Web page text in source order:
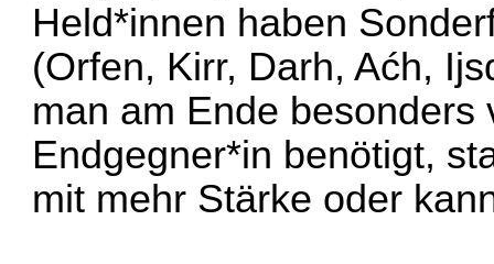
Held*innen haben
(Orfen, Kirr, Darh, Aćh,
man am Ende besonders
Endgegner*in benötigt,
mit mehr Stärke oder